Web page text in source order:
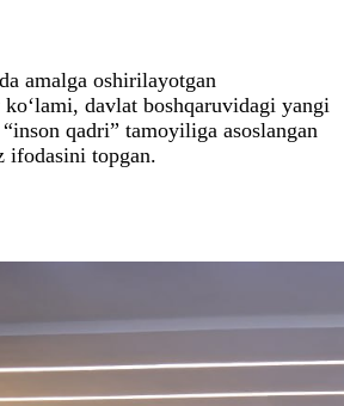
amalga oshirilayotgan
davlat boshqaruvidagi yangi
qadri” tamoyiliga asoslangan
ifodasini topgan.